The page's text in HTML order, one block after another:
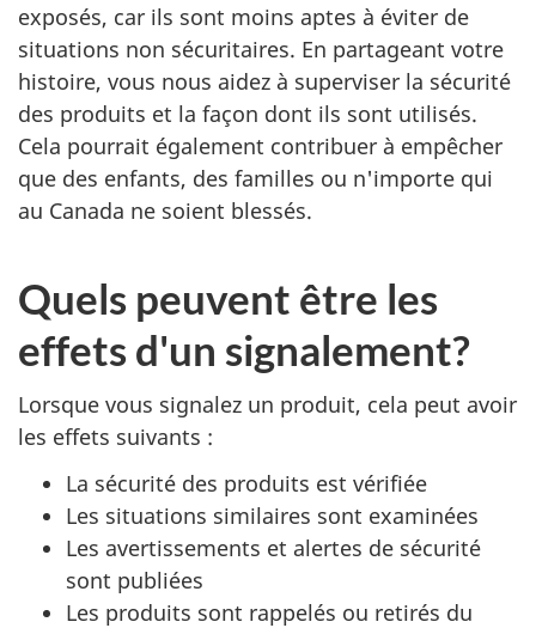
exposés, car ils sont moins aptes à éviter de
situations non sécuritaires. En partageant votre
histoire, vous nous aidez à superviser la sécurité
des produits et la façon dont ils sont utilisés.
Cela pourrait également contribuer à empêcher
que des enfants, des familles ou n'importe qui
au Canada ne soient blessés.
Quels peuvent être les
effets d'un signalement?
Lorsque vous signalez un produit, cela peut avoir
les effets suivants :
La sécurité des produits est vérifiée
Les situations similaires sont examinées
Les avertissements et alertes de sécurité
sont publiées
Les produits sont rappelés ou retirés du